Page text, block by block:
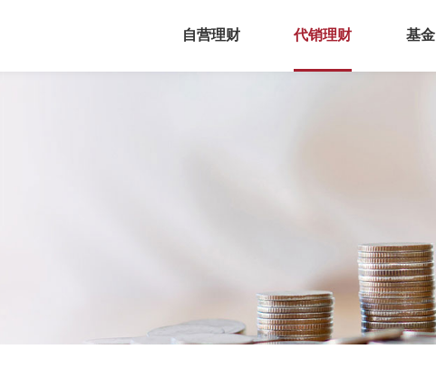
自营理财 代销理财 基金